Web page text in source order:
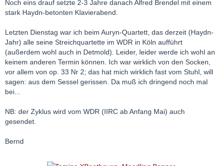
Noch eins drauf setzte 2-3 Jahre danach Alfred Brendel mit einem
stark Haydn-betonten Klavierabend.
Letzten Dienstag war ich beim Auryn-Quartett, das derzeit (Haydn-
Jahr) alle seine Streichquartette im WDR in Köln aufführt
(außerdem wohl auch in Detmold). Leider, leider werde ich wohl an
keinem anderen Termin können. Ich war wirklich von den Socken,
vor allem von op. 33 Nr 2; das hat mich wirklich fast vom Stuhl, will
sagen: aus dem Sessel gerissen. Da muß ich dringend noch mal
bei...
NB: der Zyklus wird vom WDR (IIRC ab Anfang Mai) auch
gesendet.
Bernd